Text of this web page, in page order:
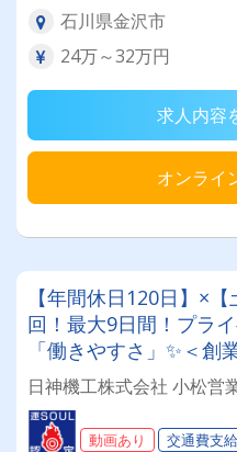
石川県金沢市
24万～32万円
求人内容
オンライ
【年間休日120日】×
回！最大9日間！プラ
「働きやすさ」✨＜創
丁寧なフォローで、未
【倉庫内管理職業務】
日神機工株式会社 小松営
動画あり 交通費支給